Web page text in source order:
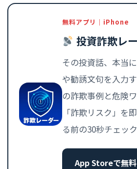
無料アプリ｜iPhone
投資詐欺レ
その投資話、本当
や勧誘文句を入力
の詐欺事例と危険
「詐欺リスク」を
る前の30秒チェック
App Storeで無